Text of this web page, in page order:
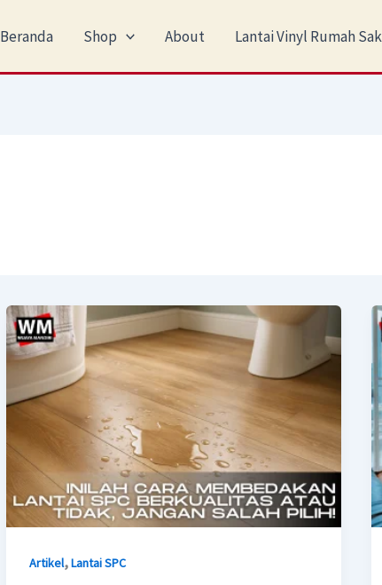
Beranda Shop About Lantai Vinyl Rumah
Artikel,Lantai SPC